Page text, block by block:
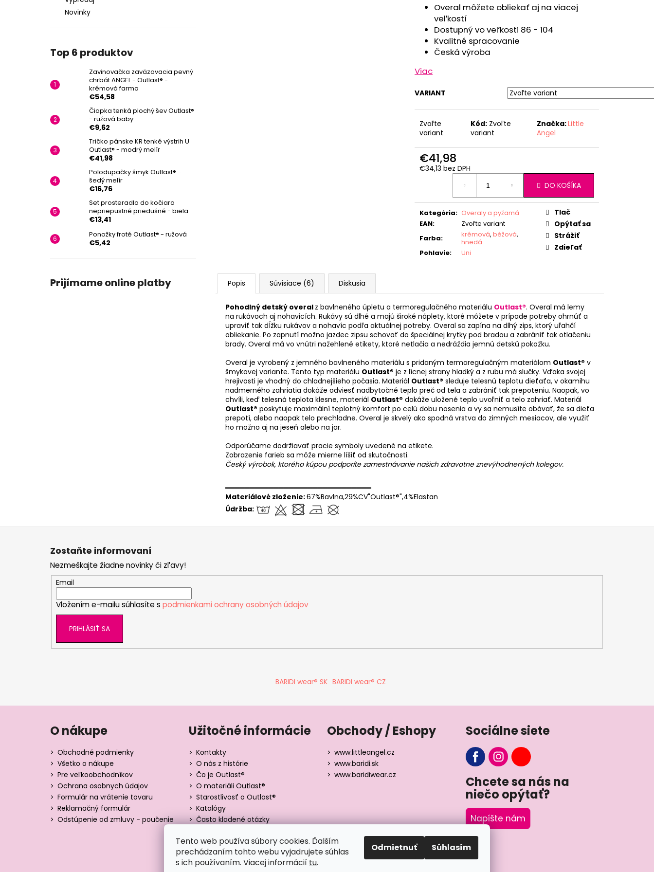
Tento web používa súbory cookies. Ďalším
prechádzaním tohto webu vyjadrujete súhlas
s ich používaním. Viacej informácií tu.
Odmietnuť Súhlasím
Novinky
Top 6 produktov
Zavinovačka zaväzovacia pevný
chrbát ANGEL - Outlast® -
krémová farma
€54,58
Čiapka tenká plochý šev Outlast®
- ružová baby
€9,62
Tričko pánske KR tenké výstrih U
Outlast® - modrý melír
€41,98
Polodupačky šmyk Outlast® -
šedý melír
€16,76
Set prosteradlo do kočiara
nepriepustné priedušné - biela
€13,41
Ponožky froté Outlast® - ružová
€5,42
Prijímame online platby
Overal môžete obliekať aj na viacej
veľkostí
Dostupný vo veľkosti 86 - 104
Kvalitné spracovanie
Česká výroba
Viac
VARIANT
Zvoľte
variant
Kód: Zvoľte
variant
Značka:Little
Angel
€41,98
€34,13 bez DPH
DO KOŠÍKA
Kategória: Overaly a pyžamá
EAN:
Zvoľte variant
Farba: krémová, béžová,
hnedá
Pohlavie: Uni
Tlač
Opýtať sa
Strážiť
Zdieľať
Popis Súvisiace (6) Diskusia
Pohodlný detský overal z bavlneného úpletu a termoregulačného materiálu Outlast®. Overal má lemy
na rukávoch aj nohavicích. Rukávy sú dlhé a majú široké náplety, ktoré môžete v prípade potreby ohrnúť a
upraviť tak dĺžku rukávov a nohavíc podľa aktuálnej potreby. Overal sa zapína na dlhý zips, ktorý uľahčí
obliekanie. Po zapnutí možno jazdec zipsu schovať do špeciálnej krytky pod bradou a zabrániť tak otlačeniu
brady. Overal má vo vnútri nažehlené etikety, ktoré netlačia a nedráždia jemnú detskú pokožku.
Overal je vyrobený z jemného bavlneného materiálu s pridaným termoregulačným materiálom Outlast® v
šmykovej variante. Tento typ materiálu Outlast® je z lícnej strany hladký a z rubu má slučky. Vďaka svojej
hrejivosti je vhodný do chladnejšieho počasia. Materiál Outlast® sleduje telesnú teplotu dieťaťa, v okamihu
nadmerného zahriatia dokáže odviesť nadbytočné teplo preč od tela a zabrániť tak prepoteniu. Naopak, vo
chvíli, keď telesná teplota klesne, materiál Outlast® dokáže uložené teplo uvoľniť a telo zahriať. Materiál
Outlast® poskytuje maximální teplotný komfort po celú dobu nosenia a vy sa nemusíte obávať, že sa dieťa
prepotí, alebo naopak telo prechladne. Overal je skvelý ako spodná vrstva do zimných mesiacov, ale využiť
ho možno aj na jeseň alebo na jar.
Odporúčame dodržiavať pracie symboly uvedené na etikete.
Zobrazenie farieb sa môže mierne líšiť od skutočnosti.
Český výrobok, ktorého kúpou podporíte zamestnávanie našich zdravotne znevýhodnených kolegov.
══════════════════════════════
Materiálové zloženie:67%Bavlna,29%CV"Outlast®",4%Elastan
Údržba:
Zostaňte informovaní
Nezmeškajte žiadne novinky či zľavy!
Email
Vložením e-mailu súhlasíte s podmienkami ochrany osobných údajov
PRIHLÁSIŤ SA
BARIDI wear® SK BARIDI wear® CZ
O nákupe
Obchodné podmienky
Všetko o nákupe
Pre veľkoobchodníkov
Ochrana osobnych údajov
Formulár na vrátenie tovaru
Reklamačný formulár
Odstúpenie od zmluvy - poučenie
Užitočné informácie
Kontakty
O nás z histórie
Čo je Outlast®
O materiáli Outlast®
Starostlivosť o Outlast®
Katalógy
Často kladené otázky
Blog
Obchody / Eshopy
www.littleangel.cz
www.baridi.sk
www.baridiwear.cz
Sociálne siete
Chcete sa nás na
niečo opýtať?
Napíšte nám